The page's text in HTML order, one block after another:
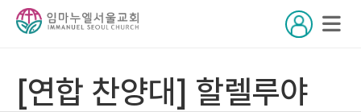
[연합 찬양대] 할렐루야